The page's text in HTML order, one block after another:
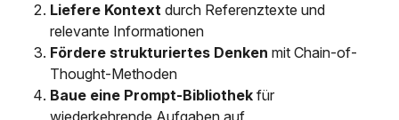
Liefere Kontext durch Referenztexte und
relevante Informationen
Fördere strukturiertes Denken mit Chain-of-
Thought-Methoden
Baue eine Prompt-Bibliothek für